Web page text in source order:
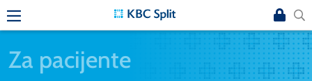
Za pacijente